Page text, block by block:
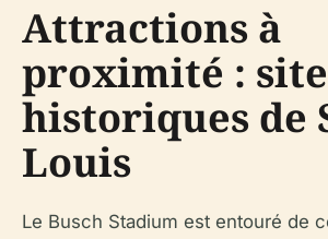
Attractions à
proximité :
historiques de
Louis
Le Busch Stadium est entouré de